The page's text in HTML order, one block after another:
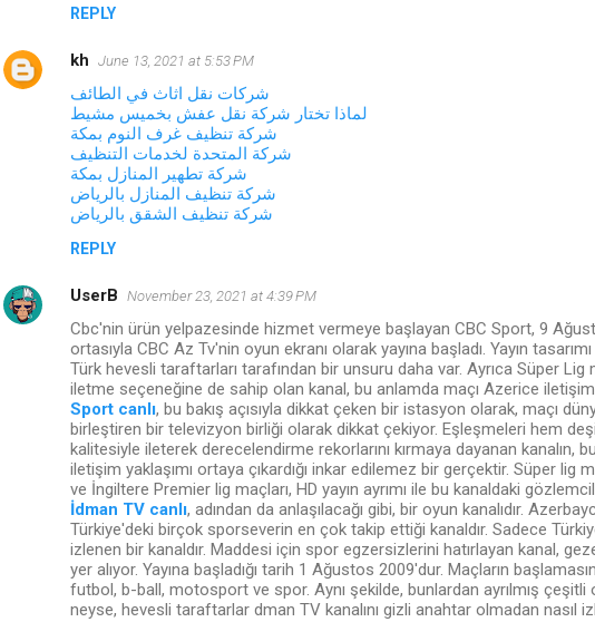
REPLY
kh June 13, 2021 at 5:53 PM
شركات نقل اثاث في الطائف
لماذا تختار شركة نقل عفش بخميس مشيط
شركة تنظيف غرف النوم بمكة
شركة المتحدة لخدمات التنظيف
شركة تطهير المنازل بمكة
شركة تنظيف المنازل بالرياض
شركة تنظيف الشقق بالرياض
REPLY
UserB November 23, 2021 at 4:39 PM
Cbc'nin ürün yelpazesinde hizmet vermeye başlayan CBC Sport, 9
ortasıyla CBC Az Tv'nin oyun ekranı olarak yayına başladı. Yayın
Türk hevesli taraftarları tarafından bir unsuru daha var. Ayrıca Süper Lig
iletme seçeneğine de sahip olan kanal, bu anlamda maçı Azerice
Sport canlı, bu bakış açısıyla dikkat çeken bir istasyon olarak, maçı
birleştiren bir televizyon birliği olarak dikkat çekiyor. Eşleşmeleri hem
kalitesiyle ileterek derecelendirme rekorlarını kırmaya dayanan kanalın,
iletişim yaklaşımı ortaya çıkardığı inkar edilemez bir gerçektir. Süper lig
ve İngiltere Premier lig maçları, HD yayın ayrımı ile bu kanaldaki
İdman TV canlı, adından da anlaşılacağı gibi, bir oyun kanalıdır.
Türkiye'deki birçok sporseverin en çok takip ettiği kanaldır. Sadece
izlenen bir kanaldır. Maddesi için spor egzersizlerini hatırlayan kanal,
yer alıyor. Yayına başladığı tarih 1 Ağustos 2009'dur. Maçların
futbol, b-ball, motosport ve spor. Aynı şekilde, bunlardan ayrılmış çeşitli
neyse, hevesli taraftarlar dman TV kanalını gizli anahtar olmadan nasıl